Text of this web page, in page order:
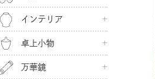
インテリア
卓上小物
万華鏡